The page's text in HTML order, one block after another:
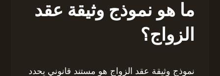
ما هو نموذج وثيقة عقد
الزواج؟
نموذج وثيقة عقد الزواج هو مستند قانوني يحدد